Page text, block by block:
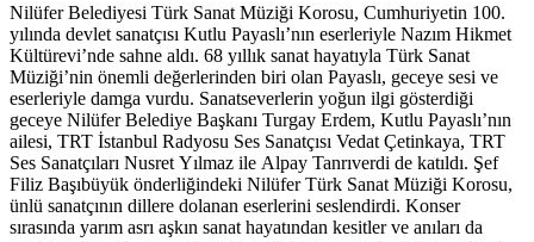
Nilüfer Belediyesi Türk Sanat Müziği Korosu, Cumhuriyetin 100.
yılında devlet sanatçısı Kutlu Payaslı’nın eserleriyle Nazım Hikmet
Kültürevi’nde sahne aldı. 68 yıllık sanat hayatıyla Türk Sanat
Müziği’nin önemli değerlerinden biri olan Payaslı, geceye sesi ve
eserleriyle damga vurdu. Sanatseverlerin yoğun ilgi gösterdiği
geceye Nilüfer Belediye Başkanı Turgay Erdem, Kutlu Payaslı’nın
ailesi, TRT İstanbul Radyosu Ses Sanatçısı Vedat Çetinkaya, TRT
Ses Sanatçıları Nusret Yılmaz ile Alpay Tanrıverdi de katıldı. Şef
Filiz Başıbüyük önderliğindeki Nilüfer Türk Sanat Müziği Korosu,
ünlü sanatçının dillere dolanan eserlerini seslendirdi. Konser
sırasında yarım asrı aşkın sanat hayatından kesitler ve anıları da